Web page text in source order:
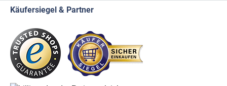
Käufersiegel & Partner